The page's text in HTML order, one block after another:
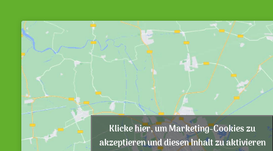
Klicke hier, um Marketing-Cookies zu
akzeptieren und diesen Inhalt zu aktivieren